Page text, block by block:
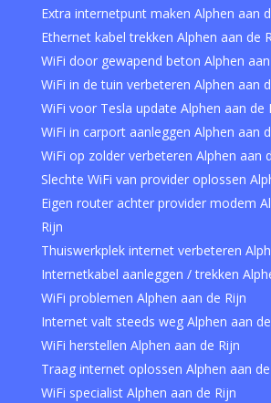
Extra internetpunt maken Alphen aan
Ethernet kabel trekken Alphen aan de
WiFi door gewapend beton Alphen
WiFi in de tuin verbeteren Alphen aan
WiFi voor Tesla update Alphen aan de
WiFi in carport aanleggen Alphen aan
WiFi op zolder verbeteren Alphen aan
Slechte WiFi van provider oplossen
Eigen router achter provider modem
Rijn
Thuiswerkplek internet verbeteren
Internetkabel aanleggen / trekken
WiFi problemen Alphen aan de Rijn
Internet valt steeds weg Alphen aan
WiFi herstellen Alphen aan de Rijn
Traag internet oplossen Alphen aan
WiFi specialist Alphen aan de Rijn